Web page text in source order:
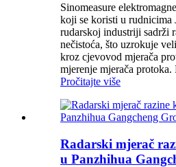
Sinomeasure
koji se koristi u
rudarskoj industriji sadrži
nečistoća, što uzrokuje
kroz cjevovod mjerača
mjerenje mjerača
Pročitajte više
Radarski mjerač
u Panzhihua